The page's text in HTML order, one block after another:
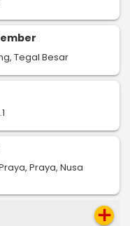
Tegal Besar
Praya, Nusa
add